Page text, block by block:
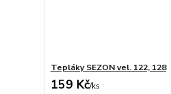
Tepláky SEZON vel. 122, 128
159 Kč/ks